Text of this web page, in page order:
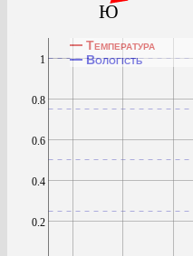
Ю
Температура
Вологість
0.2
0.4
0.6
0.8
1